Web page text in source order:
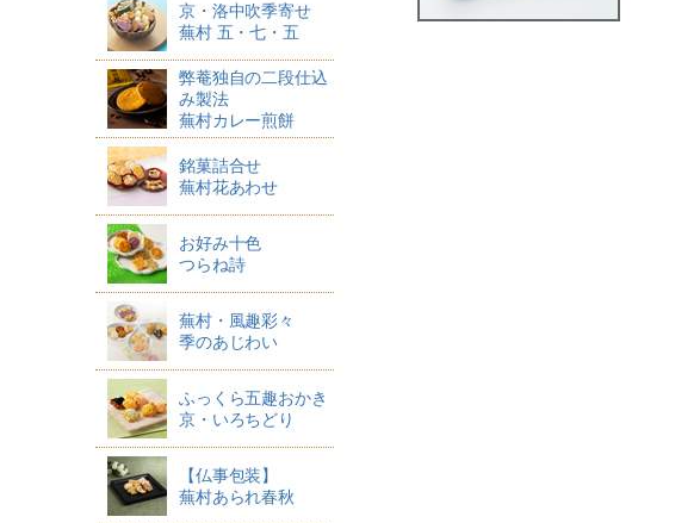
京・洛中吹季寄せ
蕪村 五・七・五
弊菴独自の二段仕込
み製法
蕪村カレー煎餅
銘菓詰合せ
蕪村花あわせ
お好み十色
つらね詩
蕪村・風趣彩々
季のあじわい
ふっくら五趣おかき
京・いろちどり
【仏事包装】
蕪村あられ春秋